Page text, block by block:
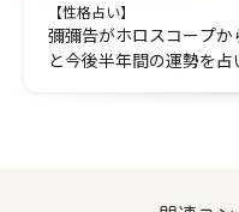
【性格占い】
彌彌告がホロスコープ
と今後半年間の運勢を占